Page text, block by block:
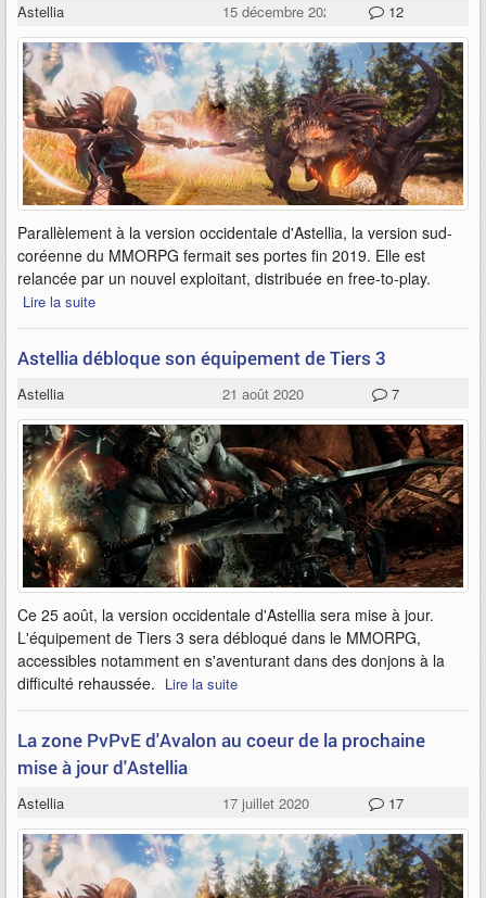
Astellia 15 décembre 2020 12
Parallèlement à la version occidentale d'Astellia, la version sud-
coréenne du MMORPG fermait ses portes fin 2019. Elle est
relancée par un nouvel exploitant, distribuée en free-to-play.
Lire la suite
Astellia débloque son équipement de Tiers 3
Astellia 21 août 2020 7
Ce 25 août, la version occidentale d'Astellia sera mise à jour.
L'équipement de Tiers 3 sera débloqué dans le MMORPG,
accessibles notamment en s'aventurant dans des donjons à la
difficulté rehaussée. Lire la suite
La zone PvPvE d'Avalon au coeur de la prochaine
mise à jour d'Astellia
Astellia 17 juillet 2020 17